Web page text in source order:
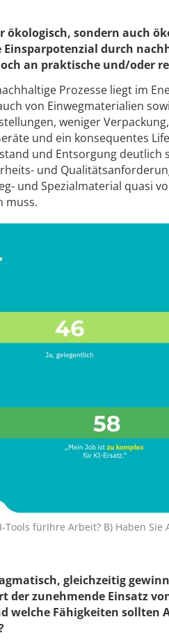
sondern auch
durch
an praktische und/oder
Prozesse liegt im
von Einwegmaterialien
weniger
und ein konsequentes
und Entsorgung deutlich
und
und Spezialmaterial quasi
muss.
fürIhre Arbeit? B) Haben Sie
gleichzeitig
der zunehmende Einsatz
welche Fähigkeiten sollten